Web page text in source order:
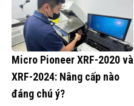
Micro Pioneer XRF-2020 và
XRF-2024: Nâng cấp nào
đáng chú ý?